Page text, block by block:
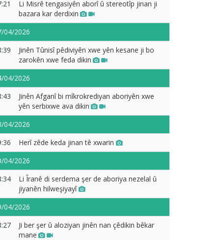
Li Misrê tengasiyên aborî û stereotîp jinan ji
bazara kar derdixin
04/2026
Jinên Tûnisî pêdiviyên xwe yên kesane ji bo
zarokên xwe feda dikin
04/2026
Jinên Afganî bi mîkrokrediyan aboriyên xwe
yên serbixwe ava dikin
04/2026
Herî zêde keda jinan tê xwarin
04/2026
Li Îranê di serdema şer de aboriya nezelal û
jiyanên hilweşiyayî
04/2026
Ji ber şer û aloziyan jinên nan çêdikin bêkar
mane